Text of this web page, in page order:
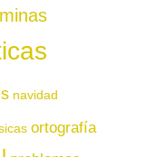
navidad
ortografía